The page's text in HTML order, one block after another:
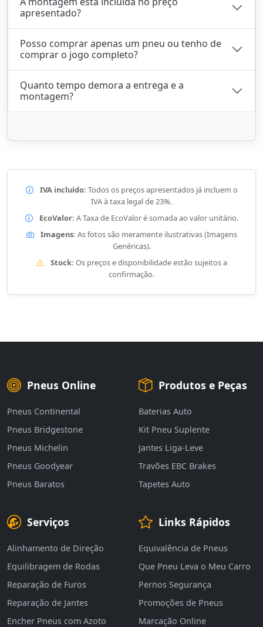
apresentado?
Posso comprar apenas um pneu ou tenho de
comprar o jogo completo?
Quanto tempo demora a entrega e a
montagem?
IVA incluído: Todos os preços apresentados já incluem o
IVA à taxa legal de 23%.
EcoValor: A Taxa de EcoValor é somada ao valor unitário.
Imagens: As fotos são meramente ilustrativas (Imagens
Genéricas).
Stock: Os preços e disponibilidade estão sujeitos a
confirmação.
Pneus Online
Pneus Continental
Pneus Bridgestone
Pneus Michelin
Pneus Goodyear
Pneus Baratos
Produtos e Peças
Baterias Auto
Kit Pneu Suplente
Jantes Liga-Leve
Travões EBC Brakes
Tapetes Auto
Serviços
Alinhamento de Direção
Equilibragem de Rodas
Reparação de Furos
Reparação de Jantes
Encher Pneus com Azoto
Links Rápidos
Equivalência de Pneus
Que Pneu Leva o Meu Carro
Pernos Segurança
Promoções de Pneus
Marcação Online